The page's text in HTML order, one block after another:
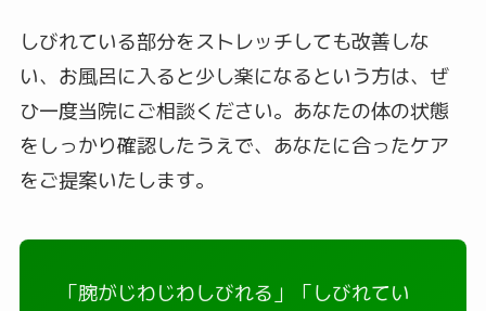
しびれている部分をストレッチしても改善しな
い、お風呂に入ると少し楽になるという方は、ぜ
ひ一度当院にご相談ください。あなたの体の状態
をしっかり確認したうえで、あなたに合ったケア
をご提案いたします。
「腕がじわじわしびれる」「しびれてい